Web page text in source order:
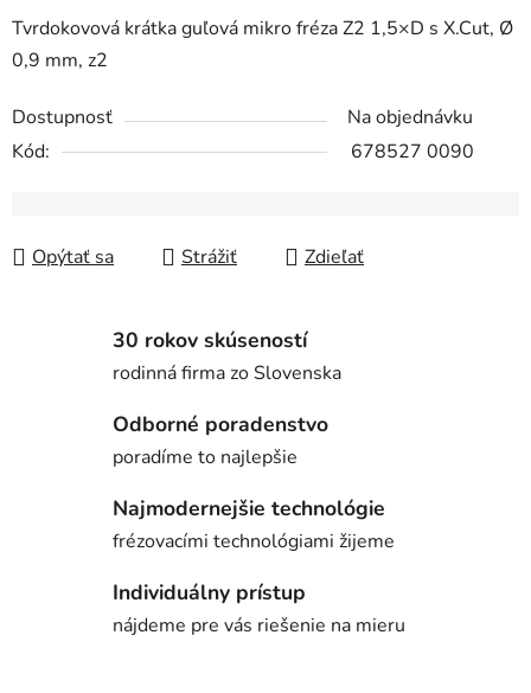
Tvrdokovová krátka guľová mikro fréza Z2 1,5×D s X.Cut, Ø
0,9 mm, z2
Dostupnosť
Na objednávku
Kód:
678527 0090
Opýtať sa Strážiť Zdieľať
30 rokov skúseností
rodinná firma zo Slovenska
Odborné poradenstvo
poradíme to najlepšie
Najmodernejšie technológie
frézovacími technológiami žijeme
Individuálny prístup
nájdeme pre vás riešenie na mieru